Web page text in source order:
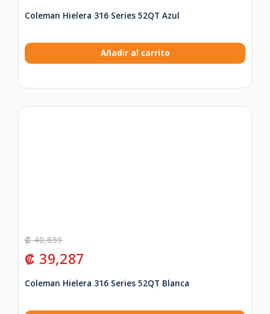
Coleman Hielera 316 Series 52QT Azul
Añadir al carrito
₡40,859
₡ 39,287
Coleman Hielera 316 Series 52QT Blanca